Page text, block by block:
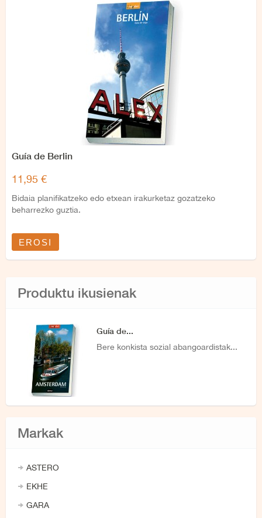
Guía de Berlin
11,95 €
Bidaia planifikatzeko edo etxean irakurketaz gozatzeko
beharrezko guztia.
EROSI
Produktu ikusienak
Guía de...
Bere konkista sozial abangoardistak...
Markak
ASTERO
EKHE
GARA